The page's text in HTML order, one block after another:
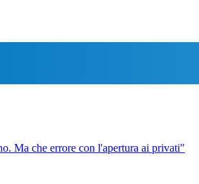
Ma che errore con l'apertura ai privati"